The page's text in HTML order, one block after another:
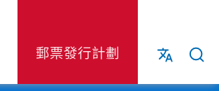
郵票發行計劃